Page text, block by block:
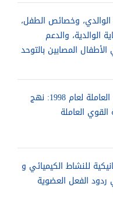
الوالدي، وخصائص الطفل،
الوالدية، والدعم
المصابين بالتوحد
قانون استثمار القوي العاملة لعام 1998: نهج
القوي العاملة
للنشاط الكيميائي و
ردود الفعل العضوية